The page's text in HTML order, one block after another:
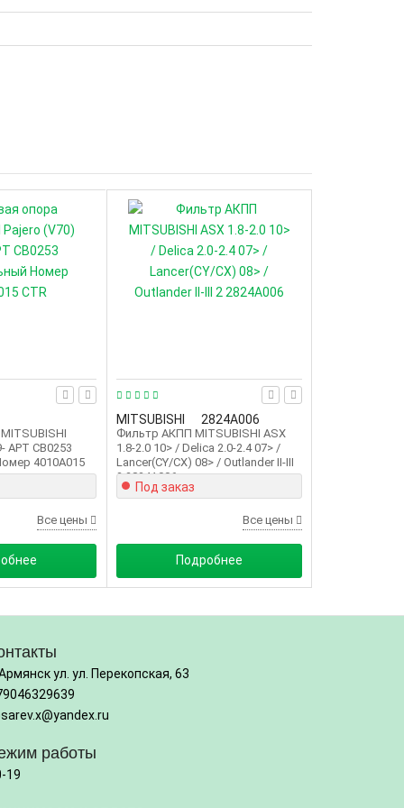
АРТ CB0253
4010A015
Все цены
MITSUBISHI 2824A006
Фильтр АКПП MITSUBISHI ASX
1.8-2.0 10> / Delica 2.0-2.4 07> /
Lancer(CY/CX) 08> / Outlander II-III
2 2824A006
Под заказ
Все цены
Подробнее
ул. ул. Перекопская, 63
работы
19